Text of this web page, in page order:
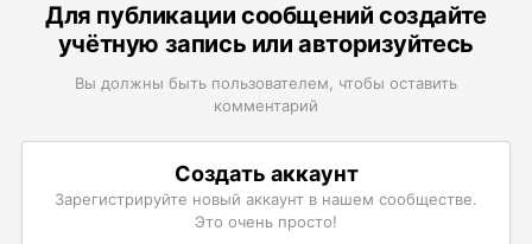
Для публикации сообщений создайте
учётную запись или авторизуйтесь
Вы должны быть пользователем, чтобы оставить
комментарий
Создать аккаунт
Зарегистрируйте новый аккаунт в нашем сообществе.
Это очень просто!